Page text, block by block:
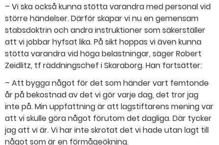
– Vi ska också kunna stötta varandra med personal vid
större händelser. Därför skapar vi nu en gemensam
stabsdoktrin och andra instruktioner som säkerställer
att vi jobbar hyfsat lika. På sikt hoppas vi även kunna
stötta varandra vid höga belastningar, säger Robert
Zeidlitz, tf räddningschef i Skaraborg. Han fortsätter:
– Att bygga något för det som händer vart femtonde
år på bekostnad av det vi gör varje dag, det tror jag
inte på. Min uppfattning är att lagstiftarens mening var
att vi skulle göra något förutom det dagliga. Där tycker
jag att vi är. Vi har inte skrotat det vi hade utan lagt till
något som är en förmågeökning.